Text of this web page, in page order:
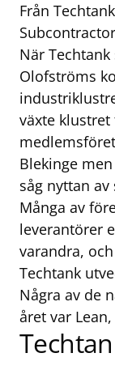
Från
När
Olofströms
växte
Blekinge
såg nyttan
Många av
leverantörer
varandra,
Techtank
Några av de
året var